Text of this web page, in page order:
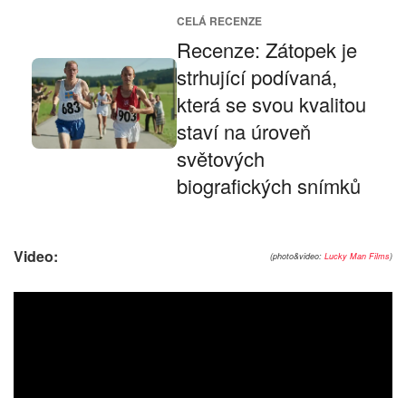
CELÁ RECENZE
Recenze: Zátopek je
strhující podívaná,
která se svou kvalitou
staví na úroveň
světových
biografických snímků
(photo&video: Lucky Man Films)
Video: